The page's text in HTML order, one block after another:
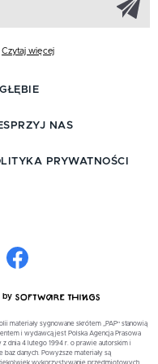
Czytaj więcej
NAS
PRYWATNOŚCI
by
materiały sygnowane skrótem „PAP” stanowią
i wydawcą jest Polska Agencja Prasowa
dnia 4 lutego 1994 r. o prawie autorskim i
baz danych. Powyższe materiały są